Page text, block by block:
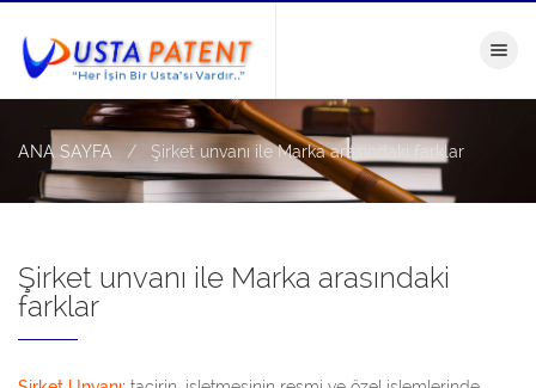
ANA SAYFA Şirket unvanı ile Marka arasındaki farklar
Şirket unvanı ile Marka arasındaki
farklar